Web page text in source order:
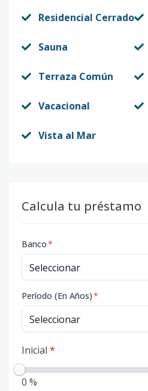
Residencial Cerrado
Sauna
Terraza Común
Vacacional
Vista al Mar
Calcula tu préstamo
Banco*
Período (En Años)*
Inicial *
0 %